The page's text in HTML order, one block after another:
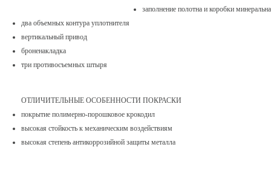
заполнение полотна и коробки
два объемных контура уплотнителя
вертикальный привод
броненакладка
три противосъемных штыря
ОТЛИЧИТЕЛЬНЫЕ ОСОБЕННОСТИ ПОКРАСКИ
покрытие полимерно-порошковое крокодил
высокая стойкость к механическим воздействиям
высокая степень антикоррозийной защиты металла